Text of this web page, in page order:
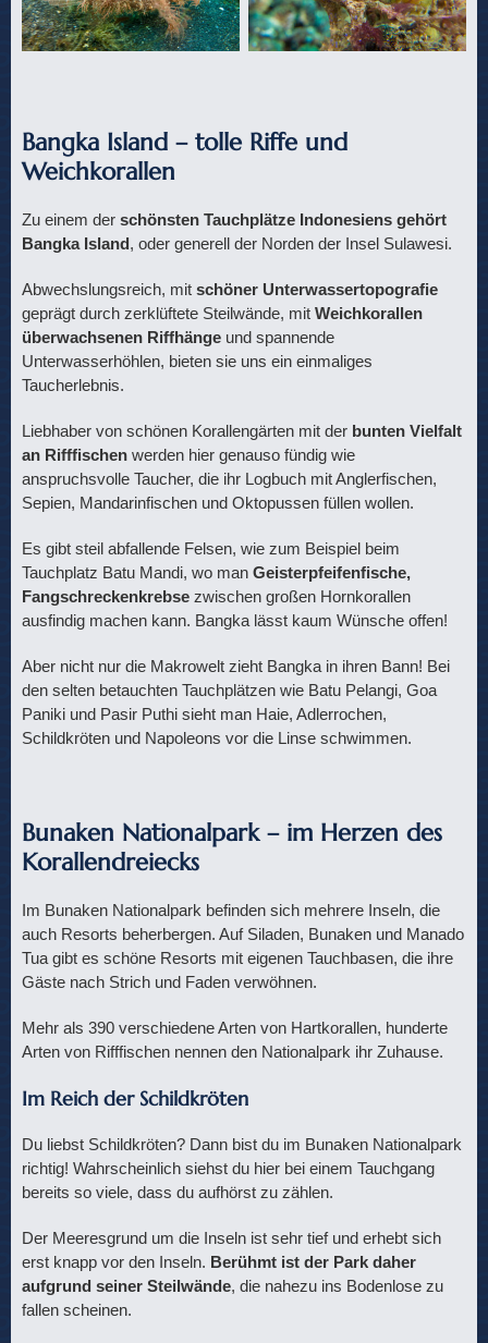
Bangka Island – tolle Riffe und
Weichkorallen
Zu einem der schönsten Tauchplätze Indonesiens gehört
Bangka Island, oder generell der Norden der Insel Sulawesi.
Abwechslungsreich, mit schöner Unterwassertopografie
geprägt durch zerklüftete Steilwände, mit Weichkorallen
überwachsenen Riffhänge und spannende
Unterwasserhöhlen, bieten sie uns ein einmaliges
Taucherlebnis.
Liebhaber von schönen Korallengärten mit der bunten Vielfalt
an Rifffischen werden hier genauso fündig wie
anspruchsvolle Taucher, die ihr Logbuch mit Anglerfischen,
Sepien, Mandarinfischen und Oktopussen füllen wollen.
Es gibt steil abfallende Felsen, wie zum Beispiel beim
Tauchplatz Batu Mandi, wo man Geisterpfeifenfische,
Fangschreckenkrebse zwischen großen Hornkorallen
ausfindig machen kann. Bangka lässt kaum Wünsche offen!
Aber nicht nur die Makrowelt zieht Bangka in ihren Bann! Bei
den selten betauchten Tauchplätzen wie Batu Pelangi, Goa
Paniki und Pasir Puthi sieht man Haie, Adlerrochen,
Schildkröten und Napoleons vor die Linse schwimmen.
Bunaken Nationalpark – im Herzen des
Korallendreiecks
Im Bunaken Nationalpark befinden sich mehrere Inseln, die
auch Resorts beherbergen. Auf Siladen, Bunaken und Manado
Tua gibt es schöne Resorts mit eigenen Tauchbasen, die ihre
Gäste nach Strich und Faden verwöhnen.
Mehr als 390 verschiedene Arten von Hartkorallen, hunderte
Arten von Rifffischen nennen den Nationalpark ihr Zuhause.
Im Reich der Schildkröten
Du liebst Schildkröten? Dann bist du im Bunaken Nationalpark
richtig! Wahrscheinlich siehst du hier bei einem Tauchgang
bereits so viele, dass du aufhörst zu zählen.
Der Meeresgrund um die Inseln ist sehr tief und erhebt sich
erst knapp vor den Inseln. Berühmt ist der Park daher
aufgrund seiner Steilwände, die nahezu ins Bodenlose zu
fallen scheinen.